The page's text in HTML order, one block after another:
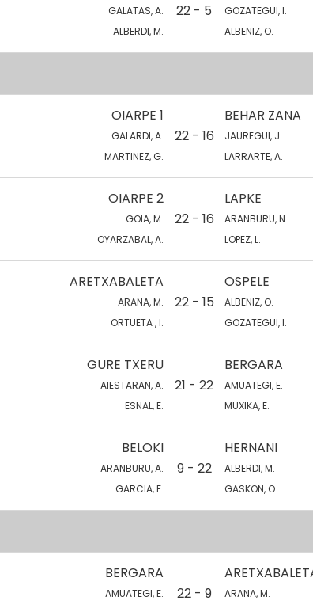
GALATAS, A.
ALBERDI, M.
22 - 5
GOZATEGUI, I.
ALBENIZ, O.
OIARPE 1
GALARDI, A.
MARTINEZ, G.
22 - 16
BEHAR ZANA
JAUREGUI, J.
LARRARTE, A.
OIARPE 2
GOIA, M.
OYARZABAL, A.
22 - 16
LAPKE
ARANBURU, N.
LOPEZ, L.
ARETXABALETA
ARANA, M.
ORTUETA , I.
22 - 15
OSPELE
ALBENIZ, O.
GOZATEGUI, I.
GURE TXERU
AIESTARAN, A.
ESNAL, E.
21 - 22
BERGARA
AMUATEGI, E.
MUXIKA, E.
BELOKI
ARANBURU, A.
GARCIA, E.
9 - 22
HERNANI
ALBERDI, M.
GASKON, O.
BERGARA
AMUATEGI, E. 22 - 9 ARANA, M.